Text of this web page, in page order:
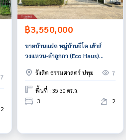
7
2
฿3,550,000
ขายบ้านแฝด หมู่บ้านอีโค เฮ้าส์
วงแหวน-ลำลูกกา (Eco Haus)
รังสิต ธรรมศาสตร์ ปทุม
7
พื้นที่ : 35.30 ตร.ว.
3 2